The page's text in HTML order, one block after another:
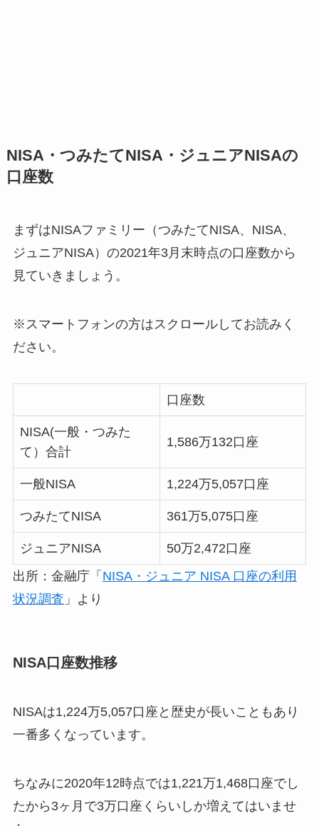
NISA・つみたてNISA・ジュニアNISAの
口座数
まずはNISAファミリー（つみたてNISA、NISA、
ジュニアNISA）の2021年3月末時点の口座数から
見ていきましょう。
※スマートフォンの方はスクロールしてお読みく
ださい。
口座数
NISA(一般・つみた
て）合計
1,586万132口座
一般NISA 1,224万5,057口座
つみたてNISA 361万5,075口座
ジュニアNISA
50万2,472口座
出所：金融庁「 NISA・ジュニア NISA 口座の利用
状況調査 」より
NISA口座数推移
NISAは1,224万5,057口座と歴史が長いこともあり
一番多くなっています。
ちなみに2020年12時点では1,221万1,468口座でし
たから3ヶ月で3万口座くらいしか増えてはいませ